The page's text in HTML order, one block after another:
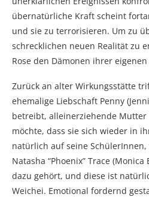
übernatürliche Kraft scheint
und sie zu terrorisieren. Um zu
schrecklichen neuen Realität zu
Rose den Dämonen ihrer
Zurück an alter Wirkungsstätte
ehemalige Liebschaft Penny
betreibt, alleinerziehende
möchte, dass sie sich wieder in
natürlich auf seine
Natasha “Phoenix” Trace
dazu gehört, und diese ist
Weichei. Emotional fordernd